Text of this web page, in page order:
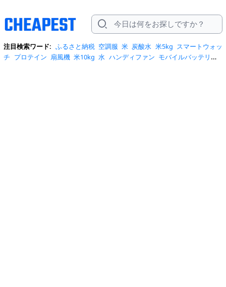
注目検索ワード: ふるさと納税 空調服 米 炭酸水 米5kg スマートウォッ
チ プロテイン 扇風機 米10kg 水 ハンディファン モバイルバッテリー